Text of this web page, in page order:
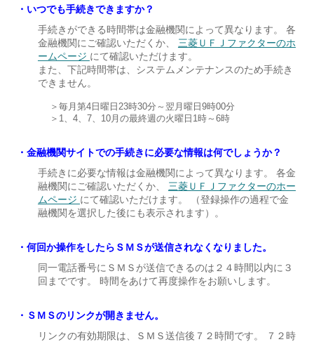
いつでも手続きできますか？
手続きができる時間帯は金融機関によって異なります。 各
金融機関にご確認いただくか、 三菱ＵＦＪファクターのホ
ームページ にて確認いただけます。
また、下記時間帯は、システムメンテナンスのため手続き
できません。
毎月第4日曜日23時30分～翌月曜日9時00分
1、4、7、10月の最終週の火曜日1時～6時
金融機関サイトでの手続きに必要な情報は何でしょうか？
手続きに必要な情報は金融機関によって異なります。 各金
融機関にご確認いただくか、 三菱ＵＦＪファクターのホー
ムページ にて確認いただけます。 （登録操作の過程で金
融機関を選択した後にも表示されます）。
何回か操作をしたらＳＭＳが送信されなくなりました。
同一電話番号にＳＭＳが送信できるのは２４時間以内に３
回までです。 時間をあけて再度操作をお願いします。
ＳＭＳのリンクが開きません。
リンクの有効期限は、ＳＭＳ送信後７２時間です。 ７２時